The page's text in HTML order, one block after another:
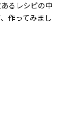
るレシピの中
作ってみまし